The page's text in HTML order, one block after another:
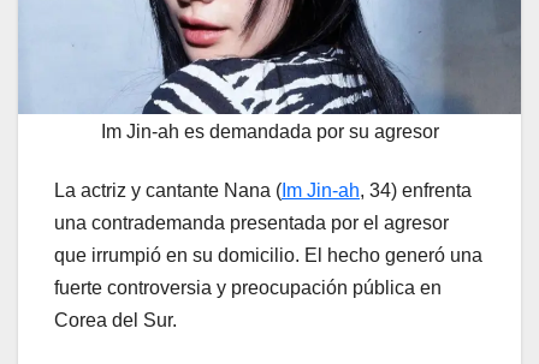
Im Jin-ah es demandada por su agresor
La actriz y cantante Nana ( Im Jin-ah, 34) enfrenta
una contrademanda presentada por el agresor
que irrumpió en su domicilio. El hecho generó una
fuerte controversia y preocupación pública en
Corea del Sur.